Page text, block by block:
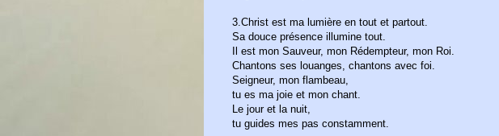
3.Christ est ma lumière en tout et partout.
Sa douce présence illumine tout.
Il est mon Sauveur, mon Rédempteur, mon Roi.
Chantons ses louanges, chantons avec foi.
Seigneur, mon flambeau,
tu es ma joie et mon chant.
Le jour et la nuit,
tu guides mes pas constamment.